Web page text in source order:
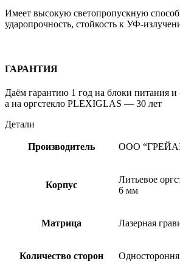
Имеет высокую cветопропускную
ударопрочность, стойкость к УФ-
ГАРАНТИЯ
Даём гарантию 1 год на блоки питания и
а на оргстекло PLEXIGLAS — 30 лет
Детали
Производитель ООО
Корпус
Литьевое
6 мм
Матрица Лазерная
Количество сторон